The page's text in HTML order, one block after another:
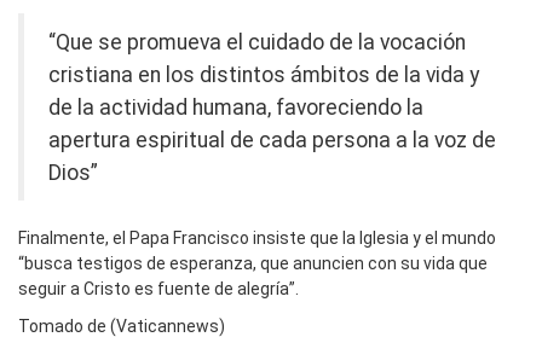
“Que se promueva el cuidado de la vocación
cristiana en los distintos ámbitos de la vida y
de la actividad humana, favoreciendo la
apertura espiritual de cada persona a la voz de
Dios”
Finalmente, el Papa Francisco insiste que la Iglesia y el mundo
“busca testigos de esperanza, que anuncien con su vida que
seguir a Cristo es fuente de alegría”.
Tomado de (Vaticannews)